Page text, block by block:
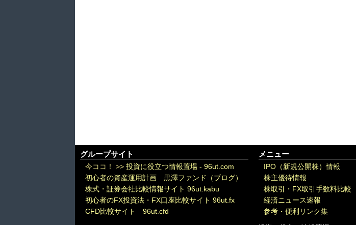
グループサイト
今ココ！ >> 投資に役立つ情報置場 - 96ut.com
初心者の資産運用計画 黒澤ファンド（ブログ）
株式・証券会社比較情報サイト 96ut.kabu
初心者のFX投資法・FX口座比較サイト 96ut.fx
CFD比較サイト 96ut.cfd
メニュー
IPO（新規公開株）情報
株主優待情報
株取引・FX取引手数料比較
経済ニュース速報
参考・便利リンク集